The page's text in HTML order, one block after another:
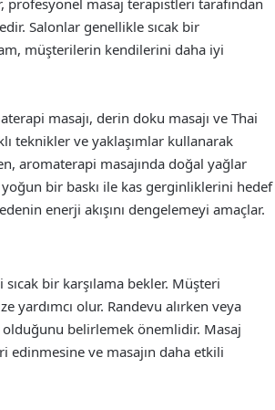
Salonlar genellikle sıcak bir
müşterilerin kendilerini daha iyi
masajı, derin doku masajı ve Thai
teknikler ve yaklaşımlar kullanarak
aromaterapi masajında doğal yağlar
bir baskı ile kas gerginliklerini hedef
enerji akışını dengelemeyi amaçlar.
bir karşılama bekler. Müşteri
yardımcı olur. Randevu alırken veya
belirlemek önemlidir. Masaj
edinmesine ve masajın daha etkili